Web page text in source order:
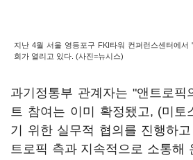
지난 4월 서울 영등포구 FKI타워 컨퍼런스센터에
회가 열리고 있다. (사진=뉴시스)
과기정통부 관계자는 "앤트로픽
트 참여는 이미 확정됐고, (미토
기 위한 실무적 협의를 진행하
트로픽 측과 지속적으로 소통해